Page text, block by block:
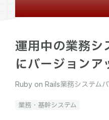
運用中の業務シ
にバージョンア
Ruby on Rails業務システム
業務・基幹システム